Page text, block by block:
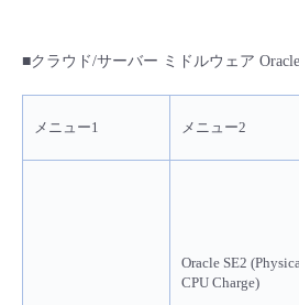
■クラウド/サーバー ミドルウェア
メニュー1 メニュー2
Oracle SE2
CPU Charge)